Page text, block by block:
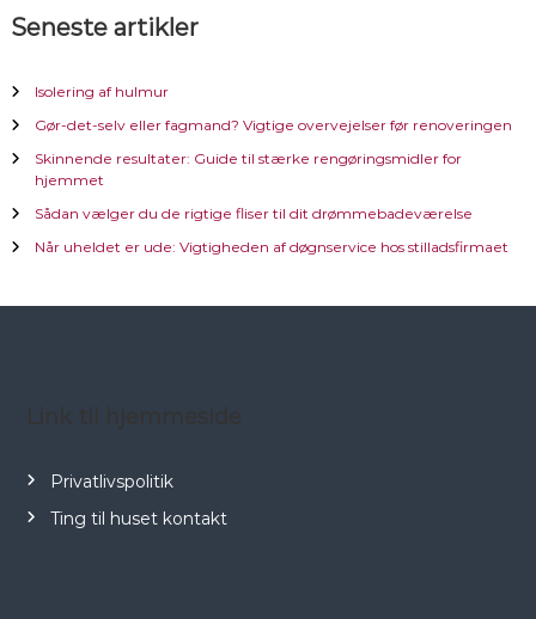
æ
g
s
g
Seneste artikler
Isolering af hulmur
Gør-det-selv eller fagmand? Vigtige overvejelser før renoveringen
Skinnende resultater: Guide til stærke rengøringsmidler for
hjemmet
Sådan vælger du de rigtige fliser til dit drømmebadeværelse
Når uheldet er ude: Vigtigheden af døgnservice hos stilladsfirmaet
Privatlivspolitik
Ting til huset kontakt